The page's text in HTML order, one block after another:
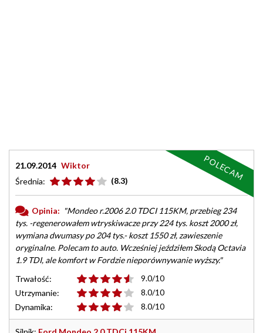
21.09.2014 Wiktor
Średnia:
(8.3)
Opinia: "Mondeo r.2006 2.0 TDCI 115KM, przebieg 234
tys. -regenerowałem wtryskiwacze przy 224 tys. koszt 2000 zł,
wymiana dwumasy po 204 tys.- koszt 1550 zł, zawieszenie
oryginalne. Polecam to auto. Wcześniej jeździłem Skodą Octavia
1.9 TDI, ale komfort w Fordzie nieporównywanie wyższy."
Trwałość:
9.0/10
Utrzymanie:
8.0/10
Dynamika:
8.0/10
POLECAM